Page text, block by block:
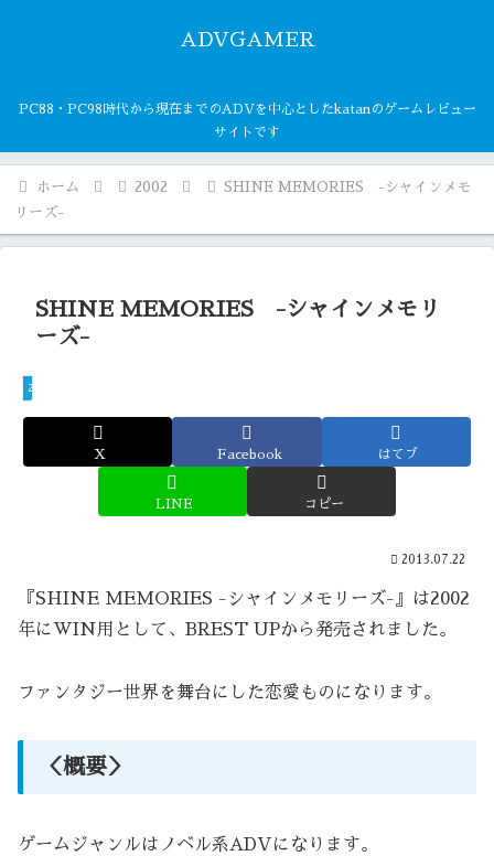
ADVGAMER
PC88・PC98時代から現在までのADVを中心としたkatanのゲームレビュー
サイトです
ホーム 2002
SHINE MEMORIES -シャインメモ
リーズ-
SHINE MEMORIES -シャインメモリ
ーズ-
2002
X Facebook はてブ
LINE コピー
2013.07.22
『SHINE MEMORIES -シャインメモリーズ-』は2002
年にWIN用として、BREST UPから発売されました。
ファンタジー世界を舞台にした恋愛ものになります。
＜概要＞
ゲームジャンルはノベル系ADVになります。